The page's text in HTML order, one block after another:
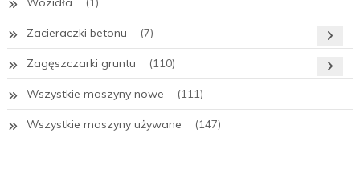
Zacieraczki betonu (7)
Zagęszczarki gruntu (110)
Wszystkie maszyny nowe (111)
Wszystkie maszyny używane (147)